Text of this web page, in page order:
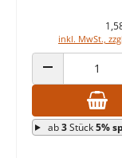
inkl. MwSt.,
ANZAHL
ab3Stück5%